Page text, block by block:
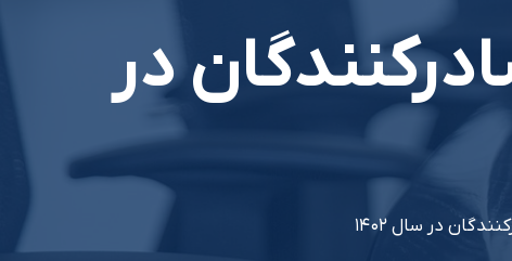
در
در سال ۱۴۰۲